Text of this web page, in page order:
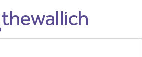
SEARCH